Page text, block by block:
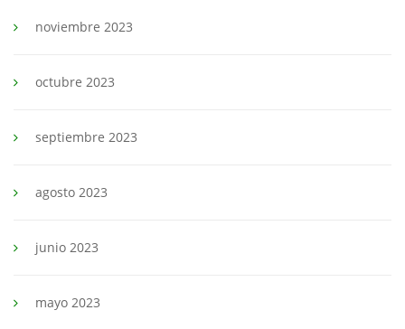
noviembre 2023
octubre 2023
septiembre 2023
agosto 2023
junio 2023
mayo 2023